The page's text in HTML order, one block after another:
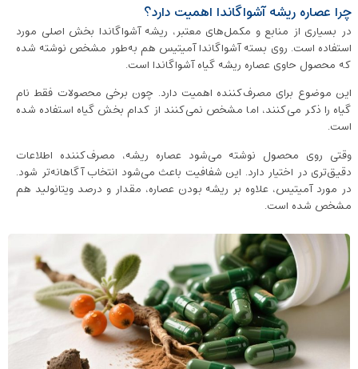
چرا عصاره ریشه آشواگاندا اهمیت دارد؟
در بسیاری از منابع و مکمل‌های معتبر، ریشه آشواگاندا بخش اصلی مورد
استفاده است. روی بسته آشواگاندا آمیتیس هم به‌طور مشخص نوشته شده
که محصول حاوی عصاره ریشه گیاه آشواگاندا است.
این موضوع برای مصرف‌کننده اهمیت دارد. چون برخی محصولات فقط نام
گیاه را ذکر می‌کنند، اما مشخص نمی‌کنند از کدام بخش گیاه استفاده شده
است.
وقتی روی محصول نوشته می‌شود عصاره ریشه، مصرف‌کننده اطلاعات
دقیق‌تری در اختیار دارد. این شفافیت باعث می‌شود انتخاب آگاهانه‌تر شود.
در مورد آمیتیس، علاوه بر ریشه بودن عصاره، مقدار و درصد ویتانولید هم
مشخص شده است.